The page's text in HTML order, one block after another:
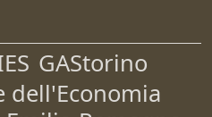
GAStorino
dell'Economia